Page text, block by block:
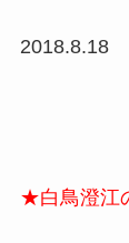
2018.8.18
★白鳥澄江